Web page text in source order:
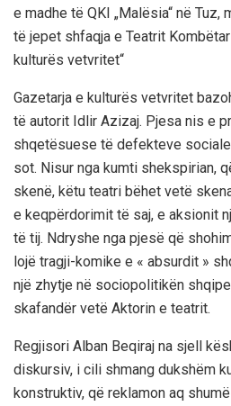
e madhe të QKI „Malësia“ në Tuz,
të jepet shfaqja e Teatrit
kulturës vetvritet“
Gazetarja e kulturës vetvritet
të autorit Idlir Azizaj. Pjesa nis e
shqetësuese të defekteve
sot. Nisur nga kumti shekspirian,
skenë, këtu teatri bëhet vetë
e keqpërdorimit të saj, e aksionit
të tij. Ndryshe nga pjesë që
lojë tragji-komike e « absurdit »
një zhytje në sociopolitikën
skafandër vetë Aktorin e teatrit.
Regjisori Alban Beqiraj na sjell
diskursiv, i cili shmang dukshëm
konstruktiv, që reklamon aq